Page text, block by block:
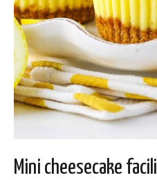
Mini cheesecake facili